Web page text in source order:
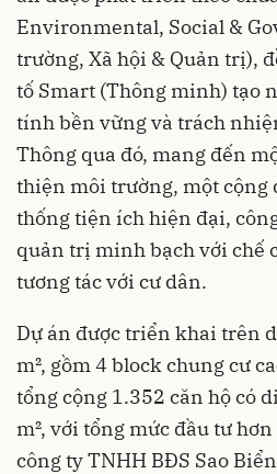
Environmental, Social &
trường, Xã hội & Quản trị),
tố Smart (Thông minh) tạo
tính bền vững và trách
Thông qua đó, mang đến
thiện môi trường, một cộng
thống tiện ích hiện đại,
quản trị minh bạch với chế
tương tác với cư dân.
Dự án được triển khai trên
m², gồm 4 block chung cư
tổng cộng 1.352 căn hộ có
m², với tổng mức đầu tư
công ty TNHH BĐS Sao